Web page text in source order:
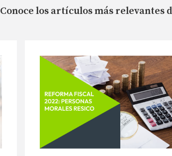
Conoce los artículos más relevantes